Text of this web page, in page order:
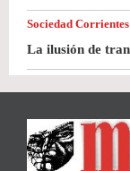
Sociedad Corrientes
La ilusión de